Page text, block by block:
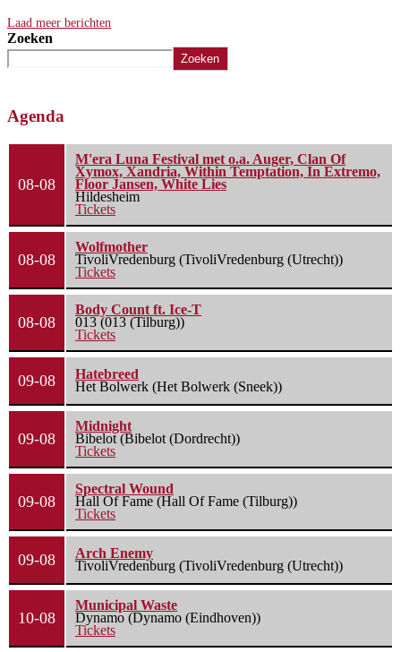
Laad meer berichten
Zoeken
Zoeken
Agenda
08-08
M'era Luna Festival met o.a. Auger, Clan Of
Xymox, Xandria, Within Temptation, In Extremo,
Floor Jansen, White Lies
Hildesheim
Tickets
08-08
Wolfmother
TivoliVredenburg (TivoliVredenburg (Utrecht))
Tickets
08-08
Body Count ft. Ice-T
013 (013 (Tilburg))
Tickets
09-08
Hatebreed
Het Bolwerk (Het Bolwerk (Sneek))
09-08
Midnight
Bibelot (Bibelot (Dordrecht))
Tickets
09-08
Spectral Wound
Hall Of Fame (Hall Of Fame (Tilburg))
Tickets
09-08
Arch Enemy
TivoliVredenburg (TivoliVredenburg (Utrecht))
10-08
Municipal Waste
Dynamo (Dynamo (Eindhoven))
Tickets